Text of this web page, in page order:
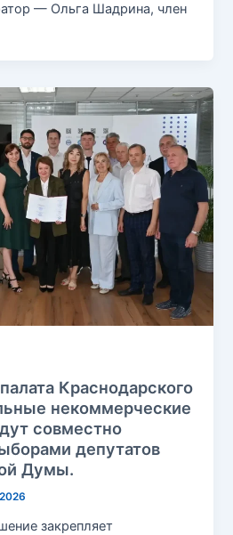
— Ольга Шадрина, член
Краснодарского
некоммерческие
совместно
депутатов
Думы.
закрепляет